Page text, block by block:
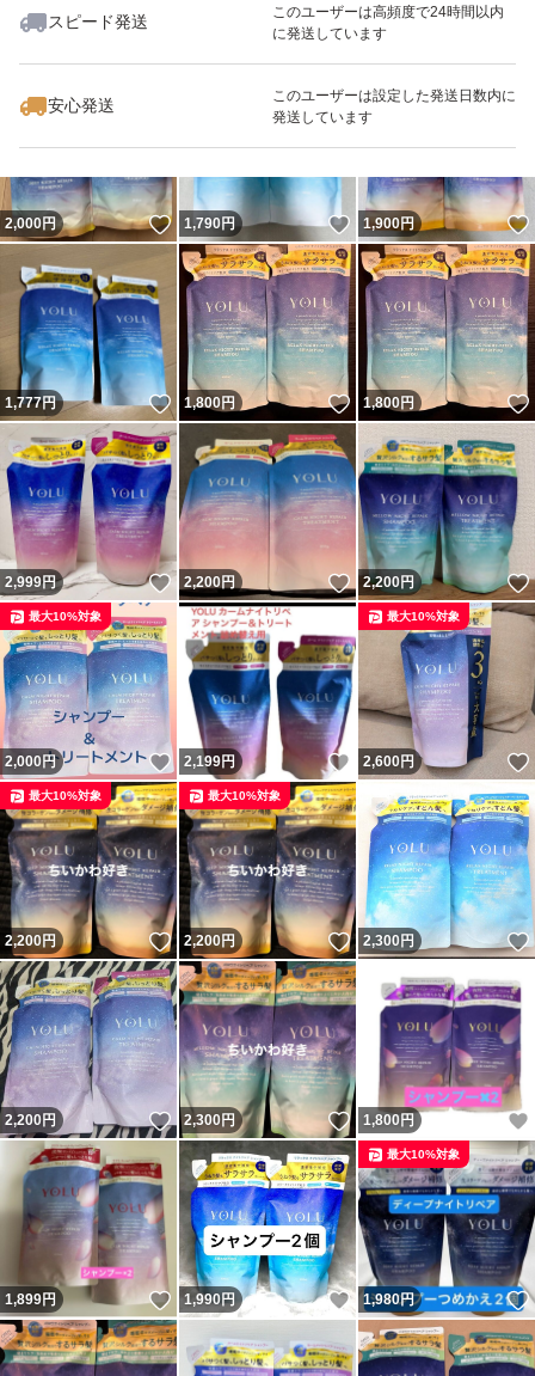
スピード発送
このユーザーは高頻度で24時間以内
に発送しています
安心発送
このユーザーは設定した発送日数内に
発送しています
いいね！
1,900
2,000円 いいね！
1,790円 いいね！
1,900円
1,777円 いいね！
1,800円 いいね！
1,800円
2,999円 いいね！
2,200円 いいね！
2,200円
2,000円 いいね！
最大10%対象
2,199円 いいね！
2,600円
最大10%対象
2,200円 いいね！
最大10%対象
2,200円 いいね！
最大10%対象
2,300円
2,200円 いいね！
2,300円 いいね！
1,800円
1,899円 いいね！
1,990円 いいね！
1,980円
最大10%対象